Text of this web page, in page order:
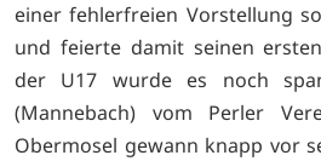
einer fehlerfreien Vorstellung
und feierte damit seinen
der U17 wurde es noch
(Mannebach) vom Perler
Obermosel gewann knapp vor